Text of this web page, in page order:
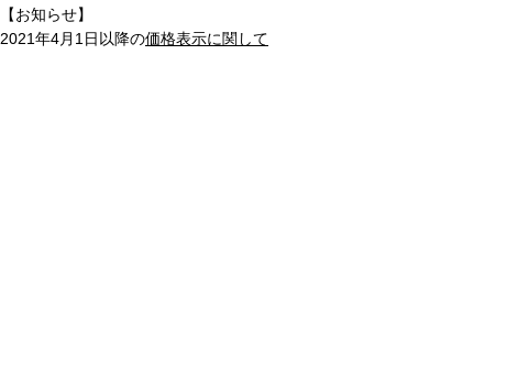
【お知らせ】
2021年4月1日以降の価格表示に関して